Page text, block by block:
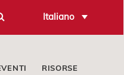
Italiano
RISORSE